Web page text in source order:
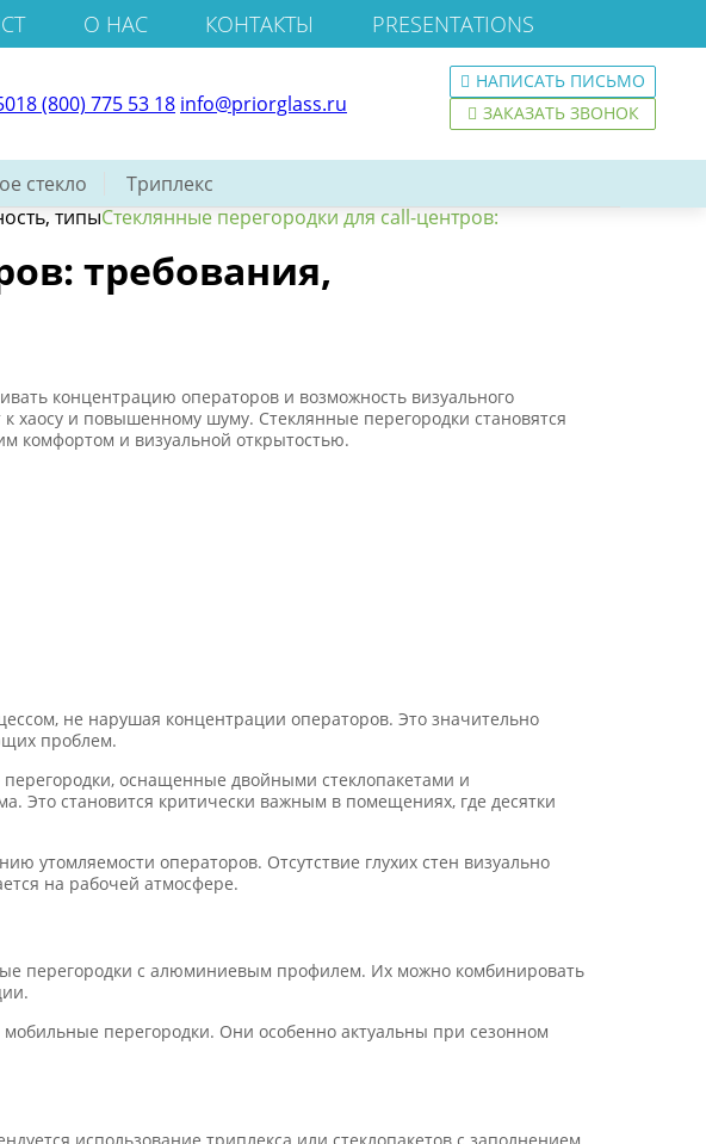
О НАС КОНТАКТЫ PRESENTATIONS
8 (800) 775 53 18 info@priorglass.ru
НАПИСАТЬ ПИСЬМО
ЗАКАЗАТЬ ЗВОНОК
стекло Триплекс
типыСтеклянные перегородки для call-центров:
требования,
концентрацию операторов и возможность визуального
хаосу и повышенному шуму. Стеклянные перегородки становятся
комфортом и визуальной открытостью.
не нарушая концентрации операторов. Это значительно
проблем.
оснащенные двойными стеклопакетами и
становится критически важным в помещениях, где десятки
утомляемости операторов. Отсутствие глухих стен визуально
на рабочей атмосфере.
перегородки с алюминиевым профилем. Их можно комбинировать
перегородки. Они особенно актуальны при сезонном